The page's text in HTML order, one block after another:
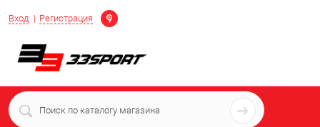
Вход Регистрация
Определение
+7 (939) 716-10-06
пн-пт 7:00-16:00 МСК